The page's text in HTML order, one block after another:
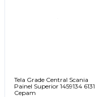
Tela Grade Central Scania
Painel Superior 1459134 6131
Cepam